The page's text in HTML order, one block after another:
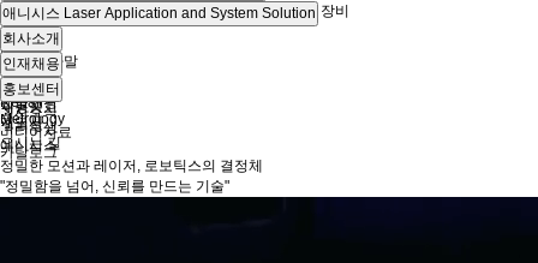
제품다양한 분야에서 생산 할 수 있는 레이저 응용 장비
산업
리소스
애니시스 Laser Application and System Solution
Cutting
Marking
Drilling
Trimming
Repair
Metrology
회사소개
CEO 인사말
회사연혁
인증현황
계열사
오시는 길
인재채용
인재상
채용공고
복리후생
홍보센터
회사소식
미디어자료
카탈로그
애니시스
정밀한 모션과 레이저, 로보틱스의 결정체
"정밀함을 넘어, 신뢰를 만드는 기술"